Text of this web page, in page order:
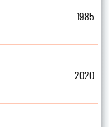
1985
2020